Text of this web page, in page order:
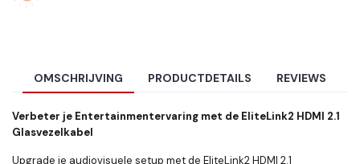
OMSCHRIJVING PRODUCTDETAILS REVIEWS
Verbeter je Entertainmentervaring met de EliteLink2 HDMI 2.1
Glasvezelkabel
Upgrade je audiovisuele setup met de EliteLink2 HDMI 2.1